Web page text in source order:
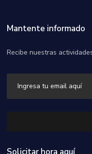
Mantente informado
Recibe nuestras